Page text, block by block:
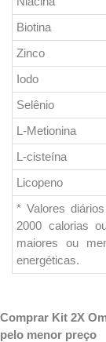
Biotina
Zinco
Iodo
Selênio
L-Metionina
L-cisteína
Licopeno
* Valores
2000 calorias
maiores ou
energéticas.
Comprar Kit 2X
pelo menor preço